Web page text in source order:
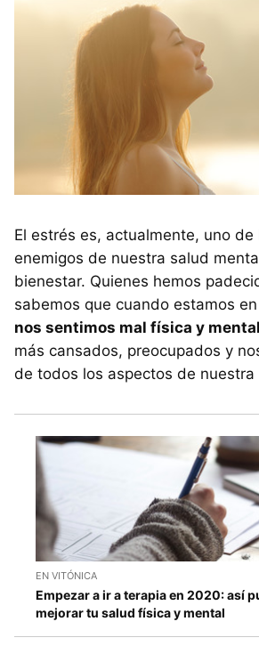
El estrés es, actualmente, uno de
enemigos de nuestra salud
bienestar. Quienes hemos
sabemos que cuando estamos
nos sentimos mal física y
más cansados, preocupados y
de todos los aspectos de nuestra
EN VITÓNICA
Empezar a ir a terapia en 2020: así
mejorar tu salud física y mental